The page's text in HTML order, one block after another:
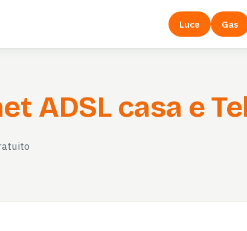
Luce Gas
ADSL casa e